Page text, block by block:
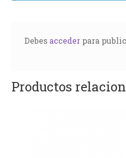
Debes accederpara
Productos